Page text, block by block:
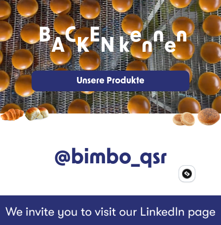
B
A
C
K
E
N k
e
n
n
e
n
Unsere Produkte
@bimbo_qsr